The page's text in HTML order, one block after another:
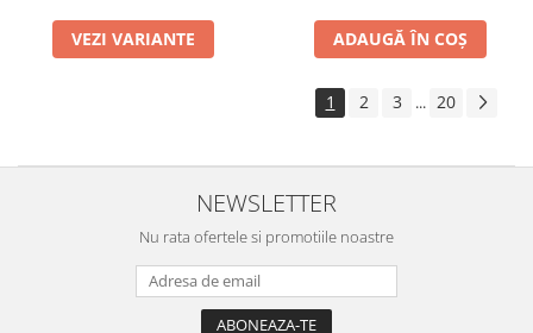
VEZI VARIANTE ADAUGĂ ÎN COȘ
1 2 3 ... 20
NEWSLETTER
Nu rata ofertele si promotiile noastre